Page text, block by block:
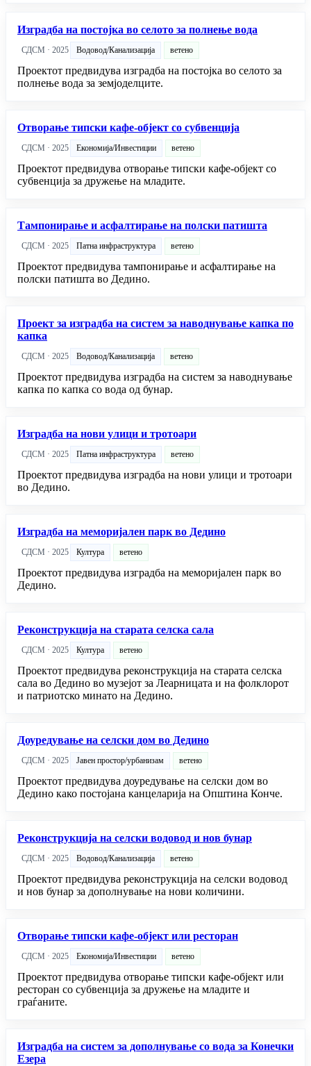
Изградба на постојка во селото за полнење вода
СДСМ · 2025 Водовод/Канализација ветено
Проектот предвидува изградба на постојка во селото за
полнење вода за земјоделците.
Отворање типски кафе-објект со субвенција
СДСМ · 2025 Економија/Инвестиции ветено
Проектот предвидува отворање типски кафе-објект со
субвенција за дружење на младите.
Тампонирање и асфалтирање на полски патишта
СДСМ · 2025 Патна инфраструктура ветено
Проектот предвидува тампонирање и асфалтирање на
полски патишта во Дедино.
Проект за изградба на систем за наводнување капка по
капка
СДСМ · 2025 Водовод/Канализација ветено
Проектот предвидува изградба на систем за наводнување
капка по капка со вода од бунар.
Изградба на нови улици и тротоари
СДСМ · 2025 Патна инфраструктура ветено
Проектот предвидува изградба на нови улици и тротоари
во Дедино.
Изградба на меморијален парк во Дедино
СДСМ · 2025 Култура ветено
Проектот предвидува изградба на меморијален парк во
Дедино.
Реконструкција на старата селска сала
СДСМ · 2025 Култура ветено
Проектот предвидува реконструкција на старата селска
сала во Дедино во музејот за Леарницата и на фолклорот
и патриотско минато на Дедино.
Доуредување на селски дом во Дедино
СДСМ · 2025 Јавен простор/урбанизам ветено
Проектот предвидува доуредување на селски дом во
Дедино како постојана канцеларија на Општина Конче.
Реконструкција на селски водовод и нов бунар
СДСМ · 2025 Водовод/Канализација ветено
Проектот предвидува реконструкција на селски водовод
и нов бунар за дополнување на нови количини.
Отворање типски кафе-објект или ресторан
СДСМ · 2025 Економија/Инвестиции ветено
Проектот предвидува отворање типски кафе-објект или
ресторан со субвенција за дружење на младите и
граѓаните.
Изградба на систем за дополнување со вода за Конечки
Езера